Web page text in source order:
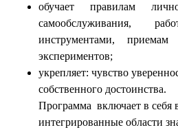
обучает правилам
самообслуживания,
инструментами,
экспериментов;
укрепляет: чувство
собственного достоинства.
Программа включает в себя
интегрированные области